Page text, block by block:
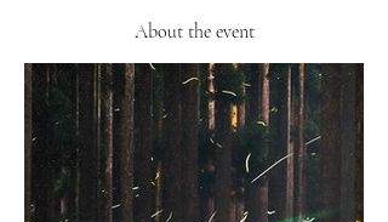
About the event